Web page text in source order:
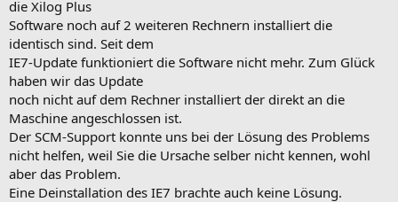
die Xilog Plus
Software noch auf 2 weiteren Rechnern installiert die
identisch sind. Seit dem
IE7-Update funktioniert die Software nicht mehr. Zum Glück
haben wir das Update
noch nicht auf dem Rechner installiert der direkt an die
Maschine angeschlossen ist.
Der SCM-Support konnte uns bei der Lösung des Problems
nicht helfen, weil Sie die Ursache selber nicht kennen, wohl
aber das Problem.
Eine Deinstallation des IE7 brachte auch keine Lösung.